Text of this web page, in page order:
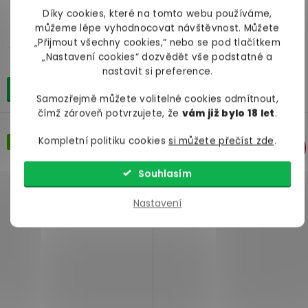
Díky cookies, které na tomto webu používáme,
můžeme lépe vyhodnocovat návštěvnost. Můžete
„Přijmout všechny cookies,“ nebo se pod tlačítkem
„Nastavení cookies“ dozvědět vše podstatné a
nastavit si preference.
Samozřejmě můžete volitelné cookies odmítnout,
čímž zároveň potvrzujete, že vám již bylo 18 let.
Kompletní politiku cookiessi můžete přečíst zde.
Nastavení
Souhlasím
skladem
599 Kč
Level
skladem
838 Kč
Skvělá cena –9 % Skvělá cena –21 %